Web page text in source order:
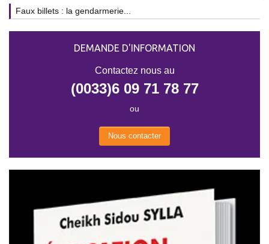
Faux billets : la gendarmerie...
DEMANDE D'INFORMATION
Contactez nous au
(0033)6 09 71 78 77
ou
Nous contacter